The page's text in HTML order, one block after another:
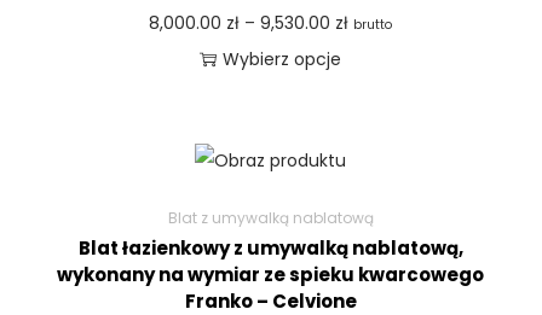
8,000.00 zł – 9,530.00 zł brutto
Wybierz opcje
Blat z umywalką nablatową
Blat łazienkowy z umywalką nablatową,
wykonany na wymiar ze spieku kwarcowego
Franko – Celvione